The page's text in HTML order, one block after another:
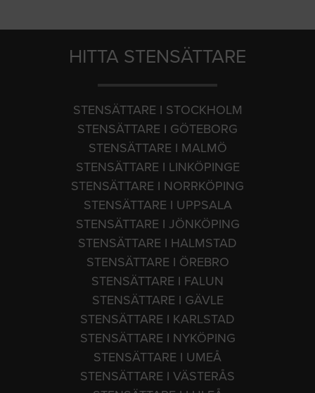
HITTA STENSÄTTARE
STENSÄTTARE I STOCKHOLM
STENSÄTTARE I GÖTEBORG
STENSÄTTARE I MALMÖ
STENSÄTTARE I LINKÖPINGE
STENSÄTTARE I NORRKÖPING
STENSÄTTARE I UPPSALA
STENSÄTTARE I JÖNKÖPING
STENSÄTTARE I HALMSTAD
STENSÄTTARE I ÖREBRO
STENSÄTTARE I FALUN
STENSÄTTARE I GÄVLE
STENSÄTTARE I KARLSTAD
STENSÄTTARE I NYKÖPING
STENSÄTTARE I UMEÅ
STENSÄTTARE I VÄSTERÅS